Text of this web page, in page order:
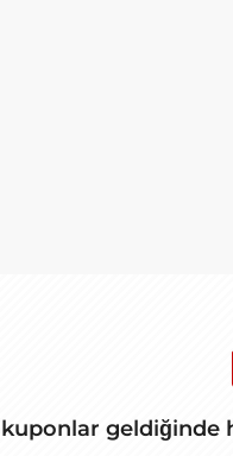
Teslimat
Kargo Kampanyası!
kuponlar geldiğinde